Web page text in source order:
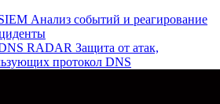
Анализ событий и реагирование
RADAR Защита от атак,
протокол DNS